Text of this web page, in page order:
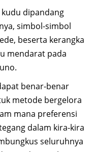
dipandang
simbol-simbol
beserta kerangka
mendarat pada
benar-benar
metode bergelora
mana preferensi
dalam kira-kira
seluruhnya